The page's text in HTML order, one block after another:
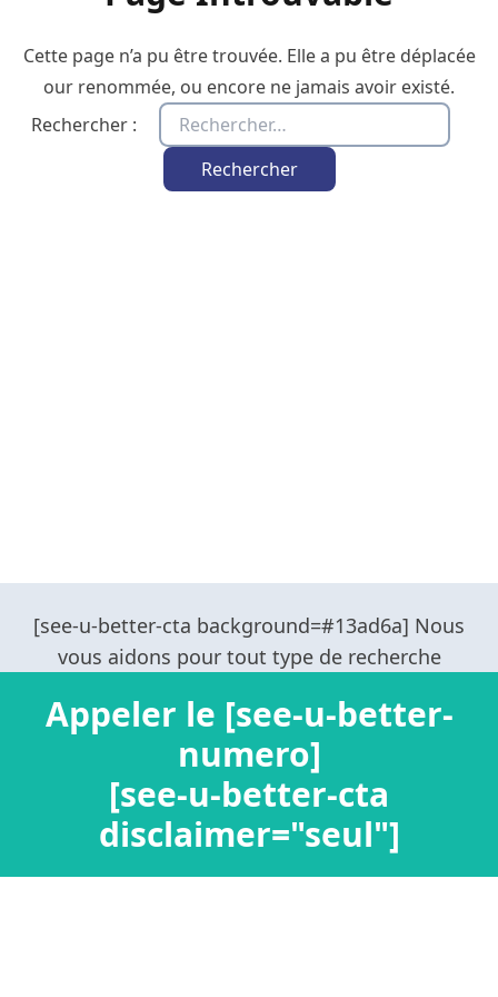
Cette page n’a pu être trouvée. Elle a pu être déplacée
our renommée, ou encore ne jamais avoir existé.
Rechercher :
Appeler le [see-u-better-
numero]
[see-u-better-cta
disclaimer="seul"]